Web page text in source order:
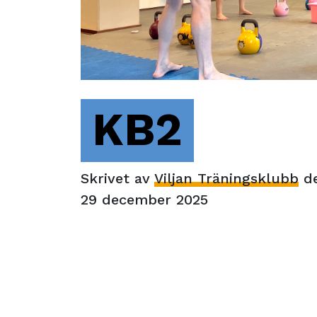
KB2
Skrivet av Viljan Träningsklubb
29 december 2025